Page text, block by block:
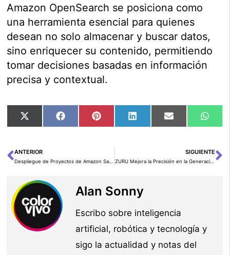
Amazon OpenSearch se posiciona como
una herramienta esencial para quienes
desean no solo almacenar y buscar datos,
sino enriquecer su contenido, permitiendo
tomar decisiones basadas en información
precisa y contextual.
Compartir
en
X
(Twitter)
Compartir
en
FacebookCompartir
en
PinterestCompartir
en
LinkedInCompartir
en
Email
en
Ant
ANTERIOR SIGUIENTE
Alan Sonny
Escribo sobre inteligencia
artificial, robótica y tecnología y
sigo la actualidad y notas del